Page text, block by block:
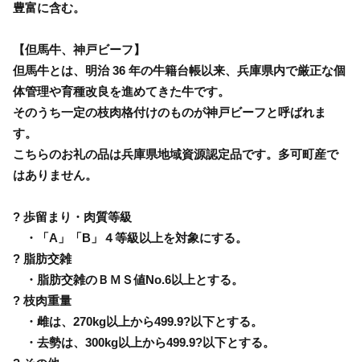
豊富に含む。
【但馬牛、神戸ビーフ】
但馬牛とは、明治 36 年の牛籍台帳以来、兵庫県内で厳正な個
体管理や育種改良を進めてきた牛です。
そのうち一定の枝肉格付けのものが神戸ビーフと呼ばれま
す。
こちらのお礼の品は兵庫県地域資源認定品です。多可町産で
はありません。
? 歩留まり・肉質等級
・「A」「B」４等級以上を対象にする。
? 脂肪交雑
・脂肪交雑のＢＭＳ値No.6以上とする。
? 枝肉重量
・雌は、270kg以上から499.9?以下とする。
・去勢は、300kg以上から499.9?以下とする。